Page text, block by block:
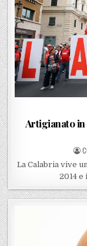
Artigianato
La Calabria vive
2014 e